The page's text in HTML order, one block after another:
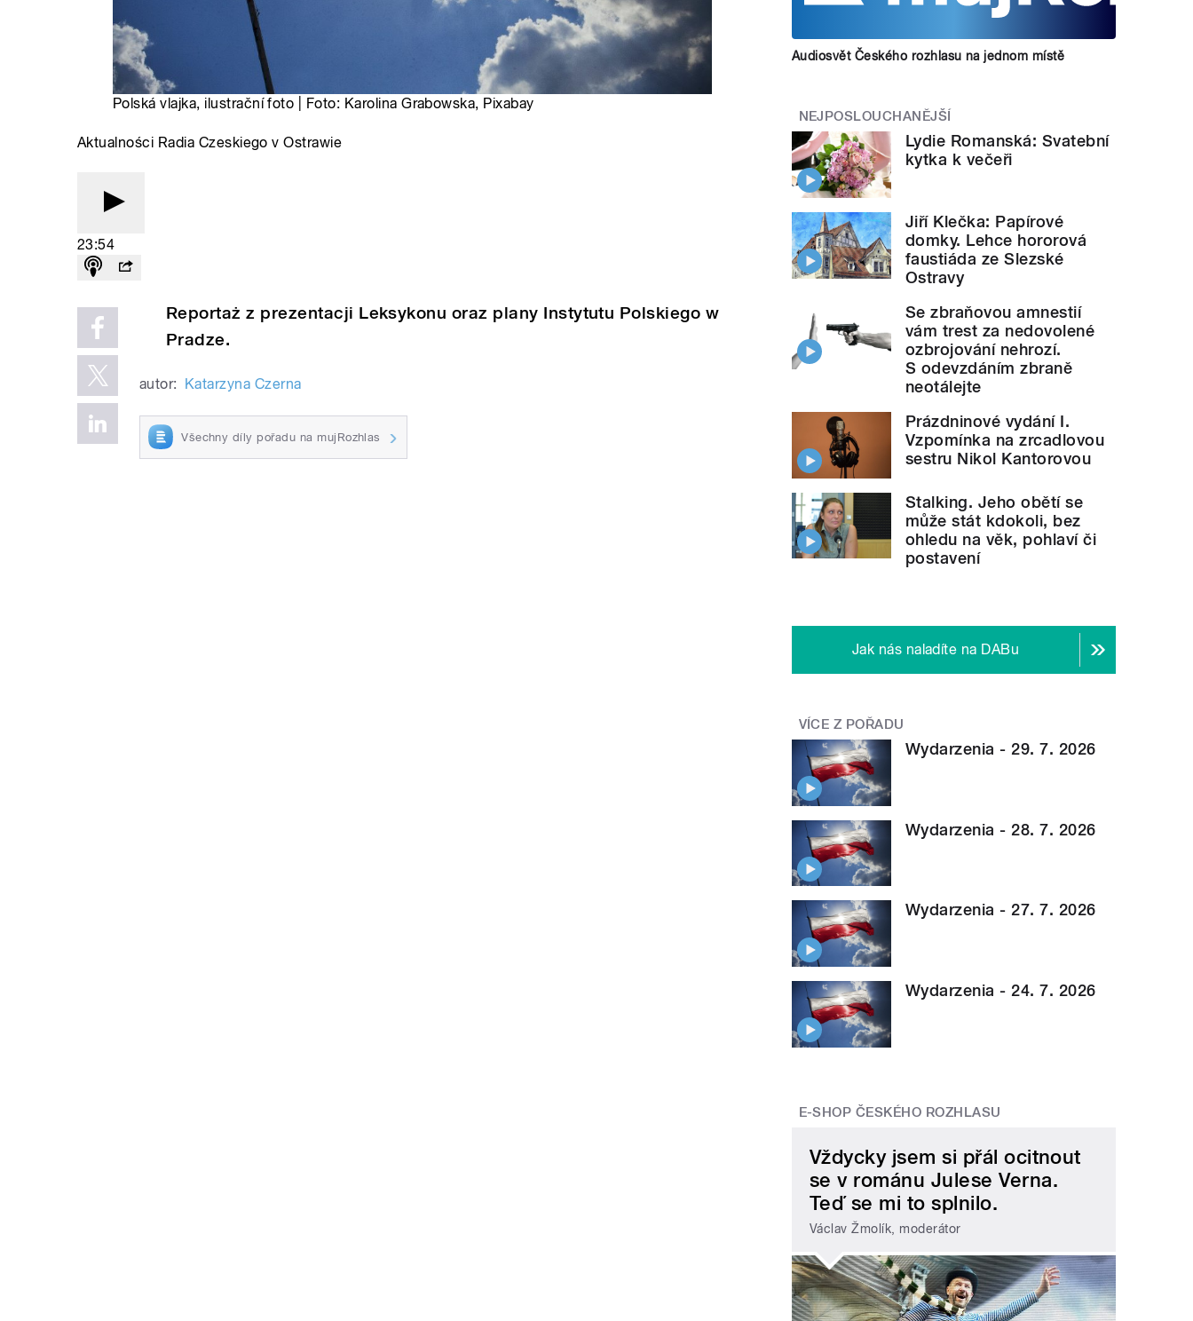
Polská vlajka, ilustrační foto | Foto: Karolina Grabowska, Pixabay
Aktualności Radia Czeskiego v Ostrawie
23:54
Reportaż z prezentacji Leksykonu oraz plany Instytutu Polskiego w
Pradze.
autor: Katarzyna Czerna
Všechny díly pořadu na mujRozhlas
Audiosvět Českého rozhlasu na jednom místě
NEJPOSLOUCHANĚJŠÍ
Lydie Romanská: Svatební
kytka k večeři
Jiří Klečka: Papírové
domky. Lehce hororová
faustiáda ze Slezské
Ostravy
Se zbraňovou amnestií
vám trest za nedovolené
ozbrojování nehrozí.
S odevzdáním zbraně
neotálejte
Prázdninové vydání I.
Vzpomínka na zrcadlovou
sestru Nikol Kantorovou
Stalking. Jeho obětí se
může stát kdokoli, bez
ohledu na věk, pohlaví či
postavení
Jak nás naladíte na DABu
VÍCE Z POŘADU
Wydarzenia - 29. 7. 2026
Wydarzenia - 28. 7. 2026
Wydarzenia - 27. 7. 2026
Wydarzenia - 24. 7. 2026
E-SHOP ČESKÉHO ROZHLASU
Vždycky jsem si přál ocitnout
se v románu Julese Verna.
Teď se mi to splnilo.
Václav Žmolík, moderátor